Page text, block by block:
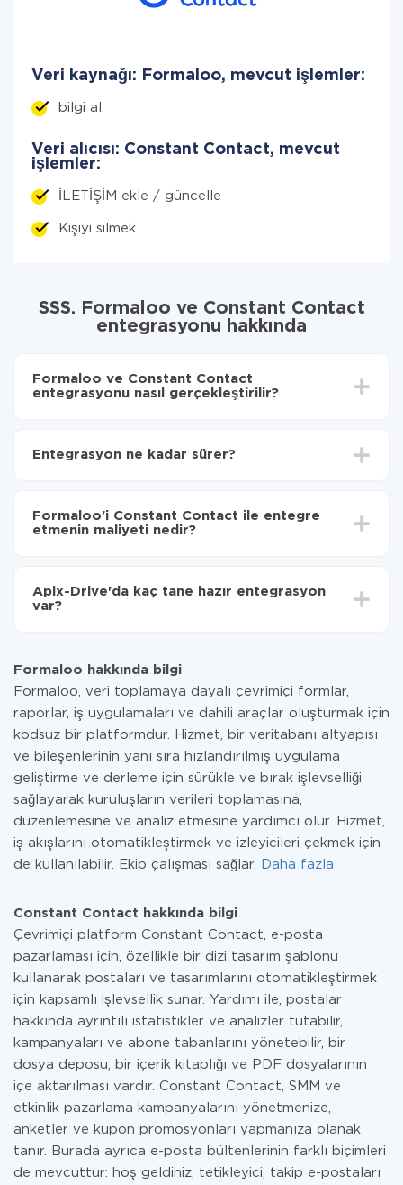
Veri kaynağı: Formaloo, mevcut işlemler:
bilgi al
Veri alıcısı: Constant Contact, mevcut
işlemler:
İLETİŞİM ekle / güncelle
Kişiyi silmek
SSS. Formaloo ve Constant Contact
entegrasyonu hakkında
Formaloo ve Constant Contact
entegrasyonu nasıl gerçekleştirilir?
aktarılacağını seçin
Contact'ye aktarılacaktır.
Entegrasyon ne kadar sürer?
olarak, 10-15 dakika sürer.
Formaloo'i Constant Contact ile entegre
etmenin maliyeti nedir?
Hizmetimiz aracılığıyla yalnızca bir sisteminizden
diğerine aktarılan veri miktarı için ödeme yaparsınız.
Apix-Drive'da kaç tane hazır entegrasyon
var?
Formaloo hakkında bilgi
Formaloo, veri toplamaya dayalı çevrimiçi formlar,
raporlar, iş uygulamaları ve dahili araçlar oluşturmak için
kodsuz bir platformdur. Hizmet, bir veritabanı altyapısı
ve bileşenlerinin yanı sıra hızlandırılmış uygulama
geliştirme ve derleme için sürükle ve bırak işlevselliği
sağlayarak kuruluşların verileri toplamasına,
düzenlemesine ve analiz etmesine yardımcı olur. Hizmet,
iş akışlarını otomatikleştirmek ve izleyicileri çekmek için
de kullanılabilir. Ekip çalışması sağlar.
Daha fazla
Constant Contact hakkında bilgi
Çevrimiçi platform Constant Contact, e-posta
pazarlaması için, özellikle bir dizi tasarım şablonu
kullanarak postaları ve tasarımlarını otomatikleştirmek
için kapsamlı işlevsellik sunar. Yardımı ile, postalar
hakkında ayrıntılı istatistikler ve analizler tutabilir,
kampanyaları ve abone tabanlarını yönetebilir, bir
dosya deposu, bir içerik kitaplığı ve PDF dosyalarının
içe aktarılması vardır. Constant Contact, SMM ve
etkinlik pazarlama kampanyalarını yönetmenize,
anketler ve kupon promosyonları yapmanıza olanak
tanır. Burada ayrıca e-posta bültenlerinin farklı biçimleri
de mevcuttur: hoş geldiniz, tetikleyici, takip e-postaları